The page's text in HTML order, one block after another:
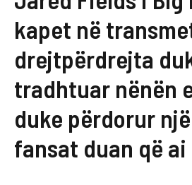
kapet në
drejtpërdrejta
tradhtuar nënën
duke përdorur një
fansat duan që